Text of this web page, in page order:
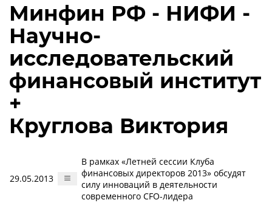
Минфин РФ - НИФИ -
Научно-
исследовательский
финансовый институт
+
Круглова Виктория
29.05.2013
В рамках «Летней сессии Клуба
финансовых директоров 2013» обсудят
силу инноваций в деятельности
современного CFO-лидера